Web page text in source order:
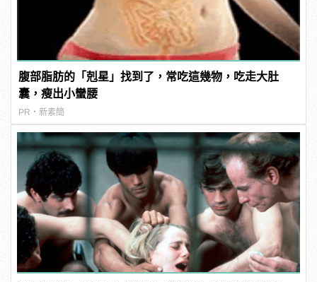
腹部脂肪的「剋星」找到了，常吃這幾物，吃走大肚
囊，瘦出小蠻腰
PR・新素簡